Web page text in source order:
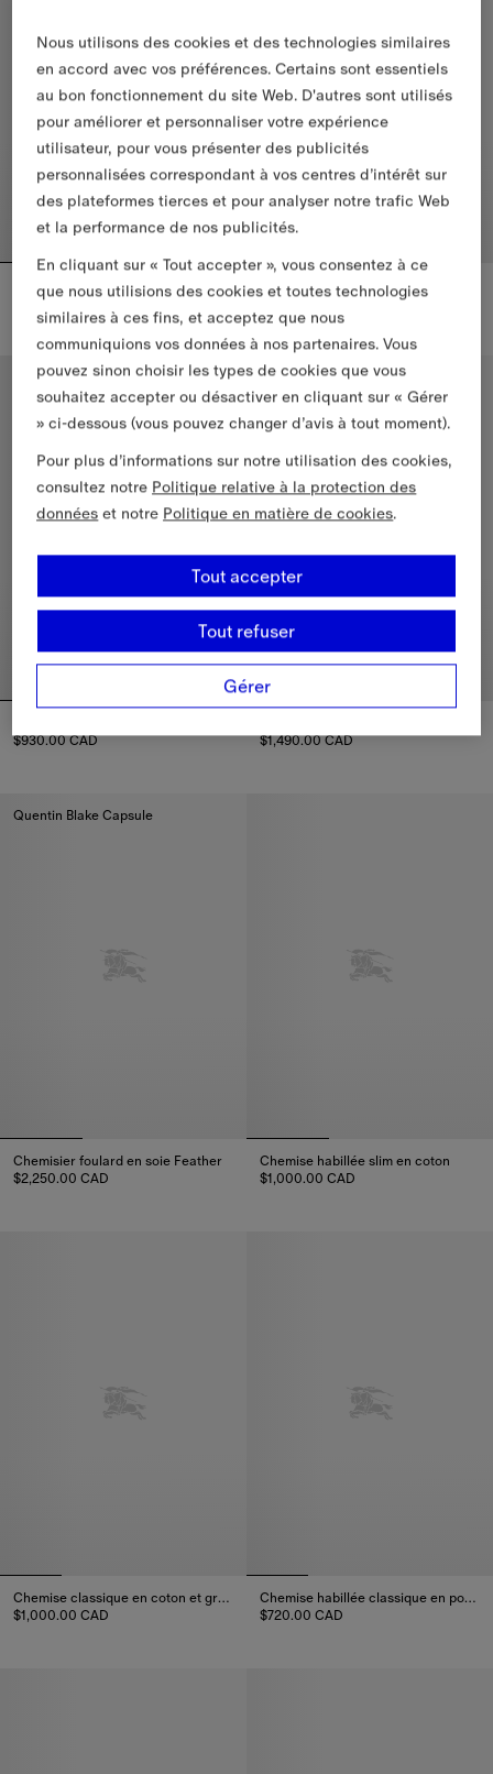
Chemise classique en popeline de coton à volants
$890.00 CAD
Chemise classique en popeline de coton à volants, $890.00 CAD
Chemise classique en coton Check
$1,090.00 CAD
Chemise classique en coton
Nouveautés
$930.00 CAD
$1,490.00 CAD
Quentin Blake Capsule
Chemisier foulard en soie Feather
$2,250.00 CAD
Chemise habillée slim en coton
$1,000.00 CAD
Chemise classique en coton et gros-grain
$1,000.00 CAD
Chemise habillée classique en popeline de coton
$720.00 CAD
Nous utilisons des cookies et des technologies similaires
en accord avec vos préférences. Certains sont essentiels
au bon fonctionnement du site Web. D'autres sont utilisés
pour améliorer et personnaliser votre expérience
utilisateur, pour vous présenter des publicités
personnalisées correspondant à vos centres d’intérêt sur
des plateformes tierces et pour analyser notre trafic Web
et la performance de nos publicités.
En cliquant sur « Tout accepter », vous consentez à ce
que nous utilisions des cookies et toutes technologies
similaires à ces fins, et acceptez que nous
communiquions vos données à nos partenaires. Vous
pouvez sinon choisir les types de cookies que vous
souhaitez accepter ou désactiver en cliquant sur « Gérer
» ci-dessous (vous pouvez changer d’avis à tout moment).
Pour plus d’informations sur notre utilisation des cookies,
consultez notre Politique relative à la protection des
données et notre Politique en matière de cookies.
Gérer
Tout refuser
Tout accepter